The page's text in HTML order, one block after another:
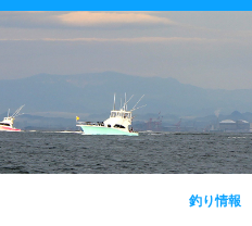
釣り情報
釣り情報